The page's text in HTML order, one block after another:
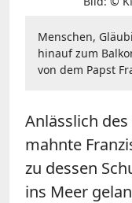
Menschen,
hinauf zum
von dem Papst
Anlässlich
mahnte
zu dessen
ins Meer